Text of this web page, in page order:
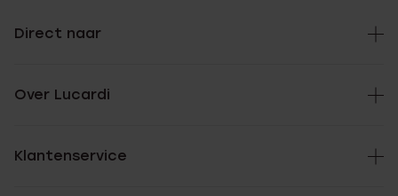
Direct naar
Over Lucardi
Klantenservice